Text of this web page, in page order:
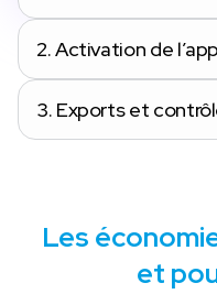
2.Activation de
3. Exports et
Les
et